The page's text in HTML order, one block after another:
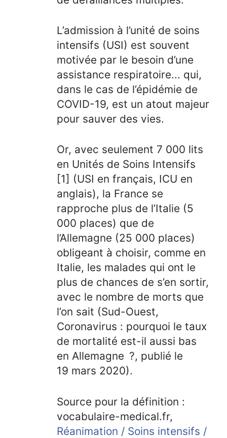
L’admission à l’unité de soins
intensifs (USI) est souvent
motivée par le besoin d’une
assistance respiratoire... qui,
dans le cas de l’épidémie de
COVID-19, est un atout majeur
pour sauver des vies.
Or, avec seulement 7 000 lits
en Unités de Soins Intensifs
[1] (USI en français, ICU en
anglais), la France se
rapproche plus de l’Italie (5
000 places) que de
l’Allemagne (25 000 places)
obligeant à choisir, comme en
Italie, les malades qui ont le
plus de chances de s’en sortir,
avec le nombre de morts que
l’on sait (Sud-Ouest,
Coronavirus : pourquoi le taux
de mortalité est-il aussi bas
en Allemagne ?, publié le
19 mars 2020).
Source pour la définition :
vocabulaire-medical.fr,
Réanimation / Soins intensifs /